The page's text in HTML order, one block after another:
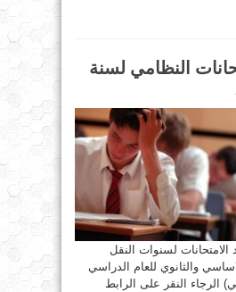
النظامي لسنة
لسنوات النقل
والثانوي للعام الدراسي
( نظامي) الرجاء النقر على الرابط